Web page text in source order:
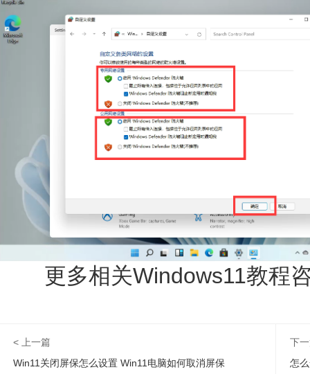
更多相关Windows11教程
< 上一篇
Win11关闭屏保怎么设置 Win11电脑如何取消屏保
下
怎